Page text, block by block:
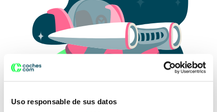
Uso responsable de sus datos